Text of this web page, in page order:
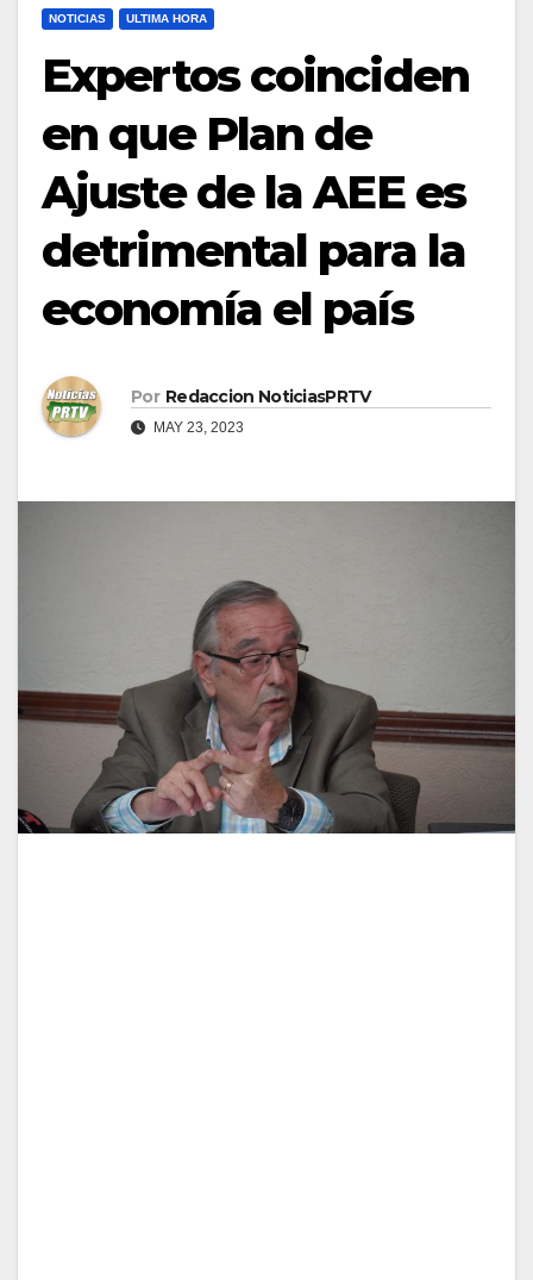
NOTICIAS ULTIMA HORA
Expertos coinciden
en que Plan de
Ajuste de la AEE es
detrimental para la
economía el país
Por Redaccion NoticiasPRTV
MAY 23, 2023